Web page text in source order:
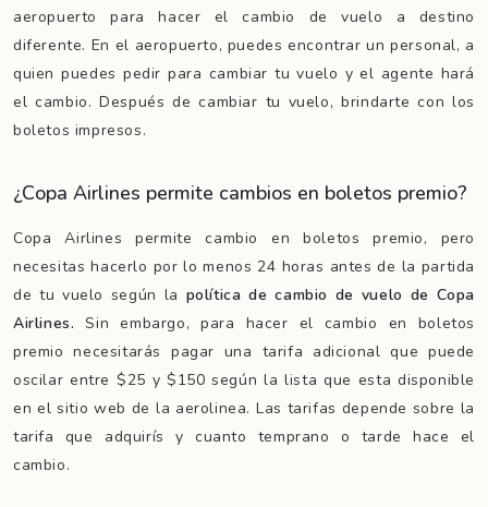
aeropuerto para hacer el cambio de vuelo a destino
diferente. En el aeropuerto, puedes encontrar un personal, a
quien puedes pedir para cambiar tu vuelo y el agente hará
el cambio. Después de cambiar tu vuelo, brindarte con los
boletos impresos.
¿Copa Airlines permite cambios en boletos premio?
Copa Airlines permite cambio en boletos premio, pero
necesitas hacerlo por lo menos 24 horas antes de la partida
de tu vuelo según la política de cambio de vuelo de Copa
Airlines.Sin embargo, para hacer el cambio en boletos
premio necesitarás pagar una tarifa adicional que puede
oscilar entre $25 y $150 según la lista que esta disponible
en el sitio web de la aerolinea. Las tarifas depende sobre la
tarifa que adquirís y cuanto temprano o tarde hace el
cambio.